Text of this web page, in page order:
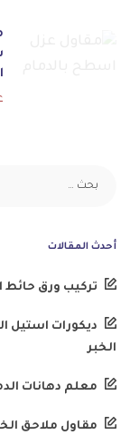
أحدث المقالات
تركيب ورق حائط الخبر ت: 0509544493
الخبر
معلم دهانات الدمام ت: 0509544493